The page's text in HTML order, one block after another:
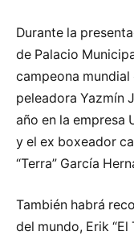
Durante la
de Palacio
campeona
peleadora Yazmín
año en la empresa
y el ex boxeador
“Terra” García
También habrá
del mundo, Erik